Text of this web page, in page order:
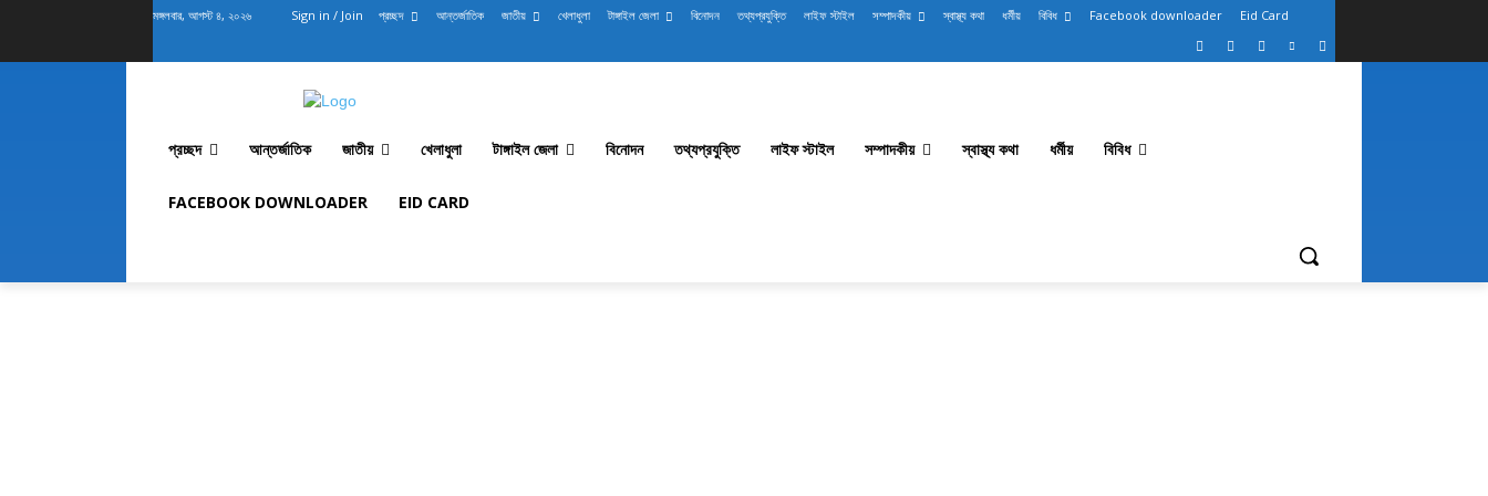
মঙ্গলবার, আগস্ট ৪, ২০২৬ Sign in / Join প্রচ্ছদ আন্তর্জাতিক জাতীয় খেলাধুলা টাঙ্গাইল জেলা বিনোদন তথ্যপ্রযুক্তি লাইফ স্টাইল সম্পাদকীয় স্বাস্থ্য কথা ধর্মীয় বিবিধ Facebook downloader Eid Card
প্রচ্ছদ আন্তর্জাতিক জাতীয় খেলাধুলা টাঙ্গাইল জেলা বিনোদন তথ্যপ্রযুক্তি লাইফ স্টাইল সম্পাদকীয় স্বাস্থ্য কথা ধর্মীয় বিবিধ
FACEBOOK DOWNLOADER EID CARD